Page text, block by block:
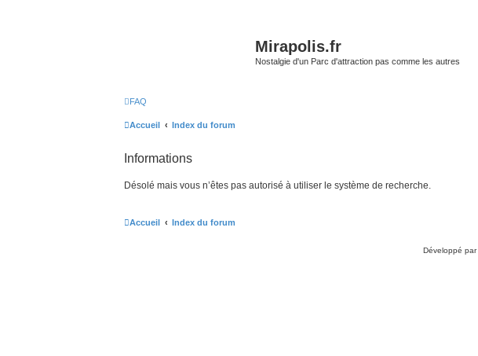
Mirapolis.fr
Nostalgie d'un Parc d'attraction pas comme les autres
FAQ
Accueil Index du forum
Informations
Désolé mais vous n’êtes pas autorisé à utiliser le système de recherche.
Accueil Index du forum
Développé par